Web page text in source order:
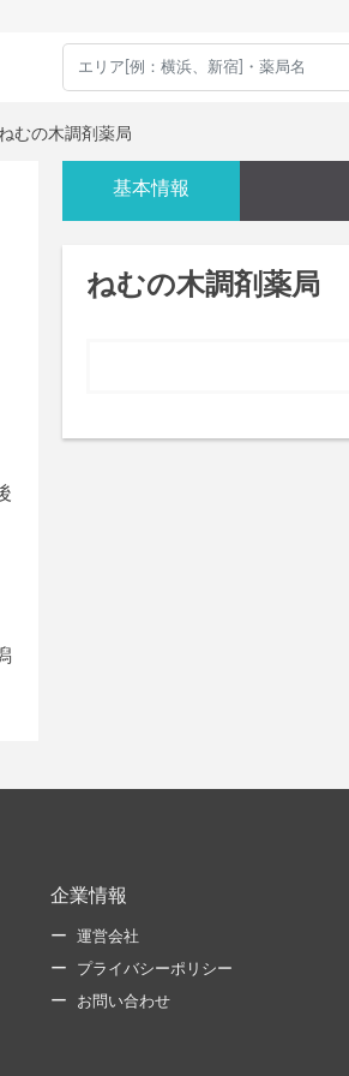
ねむの木調剤薬局
基本情報
ねむの木調剤薬局
企業情報
運営会社
プライバシーポリシー
お問い合わせ